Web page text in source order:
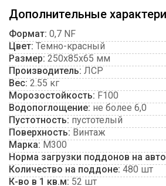
Дополнительные
Формат: 0,7 NF
Цвет: Темно-красный
Размер: 250x85x65 мм
Производитель: ЛСР
Вес: 2.55 кг
Морозостойкость: F100
Водопоглощение: не более 6,0
Пустотность: пустотелый
Поверхность: Винтаж
Марка: М300
Норма загрузки поддонов на авто
Количество на поддоне: 480 шт
К-во в 1 кв.м: 52 шт